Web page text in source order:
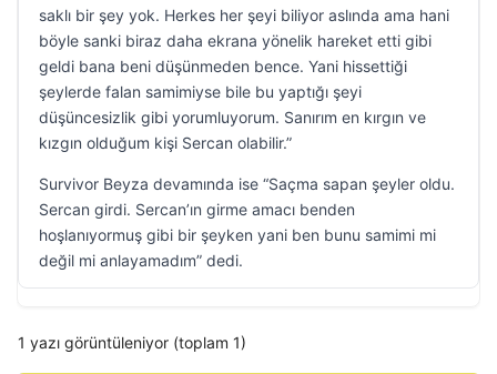
saklı bir şey yok. Herkes her şeyi biliyor aslında ama hani
böyle sanki biraz daha ekrana yönelik hareket etti gibi
geldi bana beni düşünmeden bence. Yani hissettiği
şeylerde falan samimiyse bile bu yaptığı şeyi
düşüncesizlik gibi yorumluyorum. Sanırım en kırgın ve
kızgın olduğum kişi Sercan olabilir.”
Survivor Beyza devamında ise “Saçma sapan şeyler oldu.
Sercan girdi. Sercan’ın girme amacı benden
hoşlanıyormuş gibi bir şeyken yani ben bunu samimi mi
değil mi anlayamadım” dedi.
1 yazı görüntüleniyor (toplam 1)